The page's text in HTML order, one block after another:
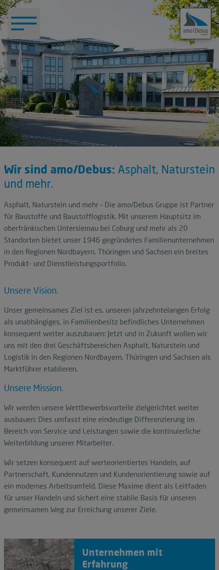
Wir sind amo/Debus: Asphalt, Naturstein
und mehr.
Asphalt, Naturstein und mehr – Die amo/Debus Gruppe ist Partner
für Baustoffe und Baustofflogistik. Mit unserem Hauptsitz im
oberfränkischen Untersiemau bei Coburg und mehr als 20
Standorten bietet unser 1946 gegründetes Familienunternehmen
in den Regionen Nordbayern, Thüringen und Sachsen ein breites
Produkt- und Dienstleistungsportfolio.
Unsere Vision.
Unser gemeinsames Ziel ist es, unseren jahrzehntelangen Erfolg
als unabhängiges, in Familienbesitz befindliches Unternehmen
konsequent weiter auszubauen: Jetzt und in Zukunft wollen wir
uns mit den drei Geschäftsbereichen Asphalt, Naturstein und
Logistik in den Regionen Nordbayern, Thüringen und Sachsen als
Marktführer etablieren.
Unsere Mission.
Wir werden unsere Wettbewerbsvorteile zielgerichtet weiter
ausbauen: Dies umfasst eine eindeutige Differenzierung im
Bereich von Service und Leistungen sowie die kontinuierliche
Weiterbildung unserer Mitarbeiter.
Wir setzen konsequent auf werteorientiertes Handeln, auf
Partnerschaft, Kundennutzen und Kundenorientierung sowie auf
ein modernes Arbeitsumfeld. Diese Maxime dient als Leitfaden
für unser Handeln und sichert eine stabile Basis für unseren
gemeinsamen Weg zur Erreichung unserer Ziele.
Unternehmen mit
Erfahrung